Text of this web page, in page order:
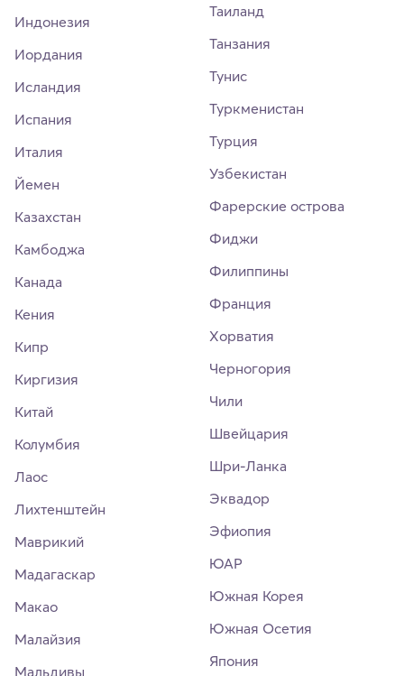
Индонезия
Иордания
Исландия
Испания
Италия
Йемен
Казахстан
Камбоджа
Канада
Кения
Кипр
Киргизия
Китай
Колумбия
Лаос
Лихтенштейн
Маврикий
Мадагаскар
Макао
Малайзия
Мальдивы
Таиланд
Танзания
Тунис
Туркменистан
Турция
Узбекистан
Фарерские острова
Фиджи
Филиппины
Франция
Хорватия
Черногория
Чили
Швейцария
Шри-Ланка
Эквадор
Эфиопия
ЮАР
Южная Корея
Южная Осетия
Япония